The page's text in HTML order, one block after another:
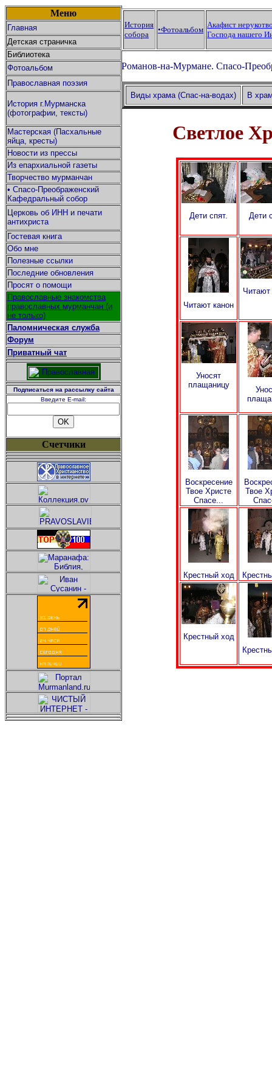
Меню
Главная
Детская страничка
Библиотека
Фотоальбом
Православная поэзия
История г.Мурманска
(фотографии, тексты)
Мастерская (Пасхальные
яйца, кресты)
Новости из прессы
Из епархиальной газеты
Творчество мурманчан
• Спасо-Преображенский
Кафедральный собор
Церковь об ИНН и печати
антихриста
Гостевая книга
Обо мне
Полезные ссылки
Последние обновления
Просят о помощи
Православные знакомства
православных мурманчан (и
не только)
Паломническая служба
Форум
Приватный чат
Подписаться на рассылку сайта
Введите E-mail:
Счетчики
История
собора
•Фотоальбом
Акафист
Господа нашего
Романов-на-Мурмане. Спасо-
Виды храма (Спас-на-водах) В
Светлое
Дети спят. Дети
Читают канон
Читают
Уносят
плащаницу
Воскресение
Твое Христе
Спасе...
Твое
Крестный ход
Крестный ход